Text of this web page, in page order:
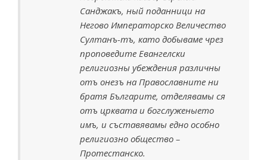
Санджакъ, ный поданници на
Негово Императорско Величество
Султанъ-тъ, като добываме чрез
проповедите Евангелски
религиозны убеждения различны
отъ онезъ на Православните ни
братя Българите, отделявамы ся
отъ црквата и богслуженыето
имъ, и съставявамы едно особно
религиозно общество –
Протестанско.